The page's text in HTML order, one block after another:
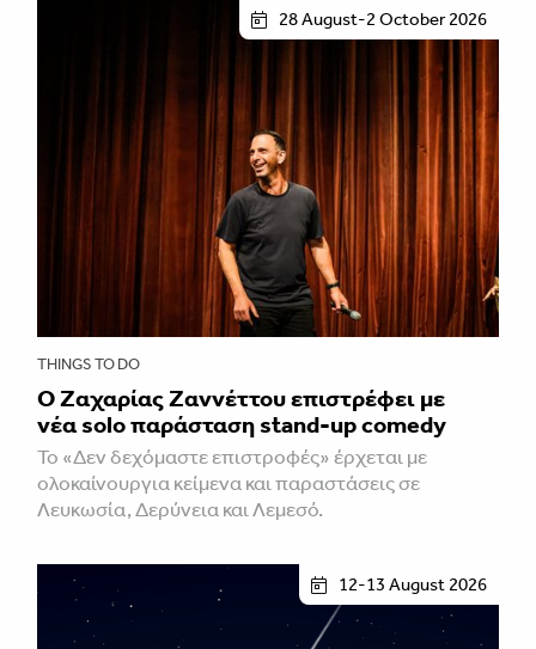
28 August-2 October 2026
THINGS TO DO
Ο Ζαχαρίας Ζαννέττου επιστρέφει με
νέα solo παράσταση stand-up comedy
Το «Δεν δεχόμαστε επιστροφές» έρχεται με
ολοκαίνουργια κείμενα και παραστάσεις σε
Λευκωσία, Δερύνεια και Λεμεσό.
12-13 August 2026